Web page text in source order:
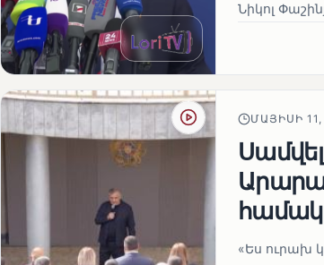
Նիկոլ
ՄԱՅԻՍԻ 11,
«Ես ուրախ